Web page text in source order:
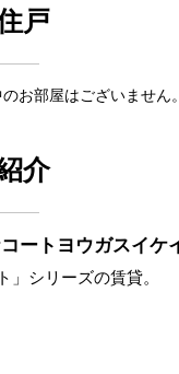
戸
お部屋はございません
介
ートヨウガスイケ
シリーズの賃貸。